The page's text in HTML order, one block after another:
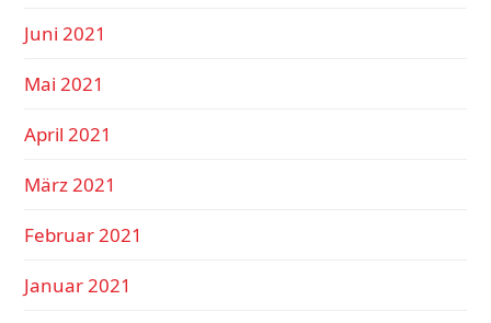
Juni 2021
Mai 2021
April 2021
März 2021
Februar 2021
Januar 2021